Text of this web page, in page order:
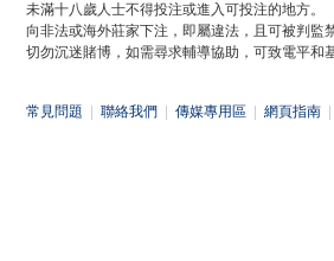
未滿十八歲人士不得投注或進入可投注的地方。
向非法或海外莊家下注，即屬違法，且可被判監禁
切勿沉迷賭博，如需尋求輔導協助，可致電平和
常見問題 聯絡我們 傳媒專用區 網頁指南